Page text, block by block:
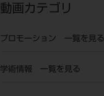
動画カテゴリ
プロモーション 一覧を見る
学術情報 一覧を見る